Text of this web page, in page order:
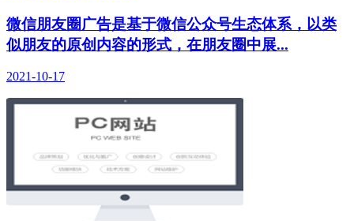
微信朋友圈广告是基于微信公众号生态体系，以类
似朋友的原创内容的形式，在朋友圈中展...
2021-10-17